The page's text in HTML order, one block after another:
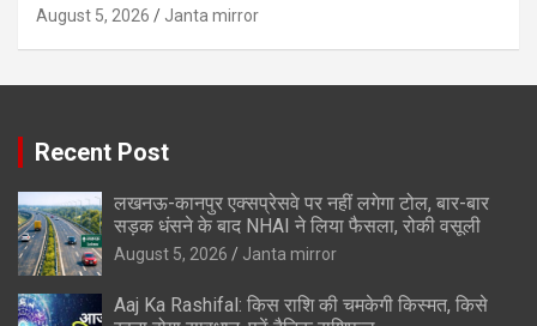
August 5, 2026 Janta mirror
Recent Post
लखनऊ-कानपुर एक्सप्रेसवे पर नहीं लगेगा टोल, बार-बार
सड़क धंसने के बाद NHAI ने लिया फैसला, रोकी वसूली
August 5, 2026 Janta mirror
Aaj Ka Rashifal: किस राशि की चमकेगी किस्मत, किसे